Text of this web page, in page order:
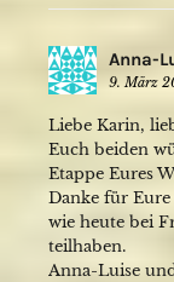
Anna-
9. März
Liebe Karin,
Euch beiden
Etappe Eures
Danke für Eure
wie heute bei
teilhaben.
Anna-Luise